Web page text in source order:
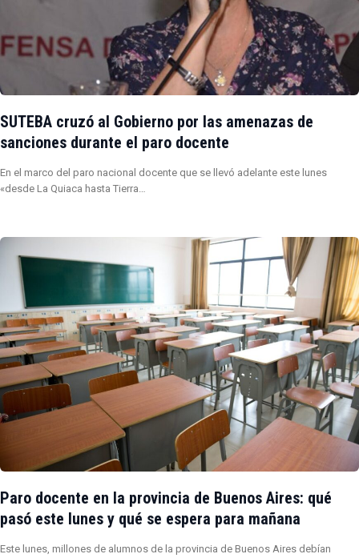
SUTEBA cruzó al Gobierno por las amenazas de
sanciones durante el paro docente
En el marco del paro nacional docente que se llevó adelante este lunes
«desde La Quiaca hasta Tierra…
Paro docente en la provincia de Buenos Aires: qué
pasó este lunes y qué se espera para mañana
Este lunes, millones de alumnos de la provincia de Buenos Aires debían